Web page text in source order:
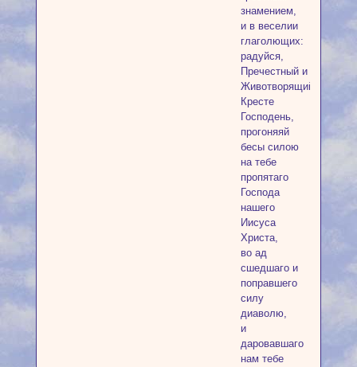
знамением,
и в веселии
глаголющих:
радуйся,
Пречестный и
Животворящий
Кресте
Господень,
прогоняяй
бесы силою
на тебе
пропятаго
Господа
нашего
Иисуса
Христа,
во ад
сшедшаго и
поправшего
силу
диаволю,
и
даровавшаго
нам тебе